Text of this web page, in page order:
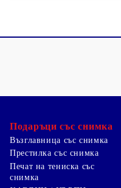
Подаръци със снимка
Възглавница със снимка
Престилка със снимка
Печат на тениска със
снимка